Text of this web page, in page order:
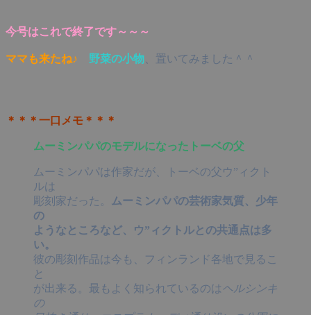
今号はこれで終了です～～～
ママも来たね♪ 野菜の小物 、置いてみました＾＾
＊＊＊一口メモ＊＊＊
ムーミンパパのモデルになったトーベの父
ムーミンパパは作家だが、トーベの父ウ”ィクト
ルは
彫刻家だった。
ムーミンパパの芸術家気質、少年
の
ようなところなど、ウ”ィクトルとの共通点は多
い。
彼の彫刻作品は今も、フィンランド各地で見るこ
と
が出来る。最もよく知られているのは ヘルシンキ
の